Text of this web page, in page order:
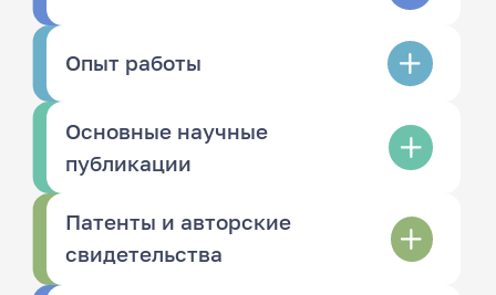
Опыт работы
Основные научные
публикации
Патенты и авторские
свидетельства